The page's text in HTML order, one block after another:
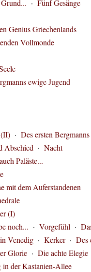
· Fünf Gesänge
Genius Griechenlands
Vollmonde
ewige Jugend
· Des ersten
Abschied · Nacht
Paläste...
mit dem Auferstandenen
(I)
noch... · Vorgefühl ·
Venedig · Kerker· Des
Glorie · Die achte Elegie
in der Kastanien-Allee